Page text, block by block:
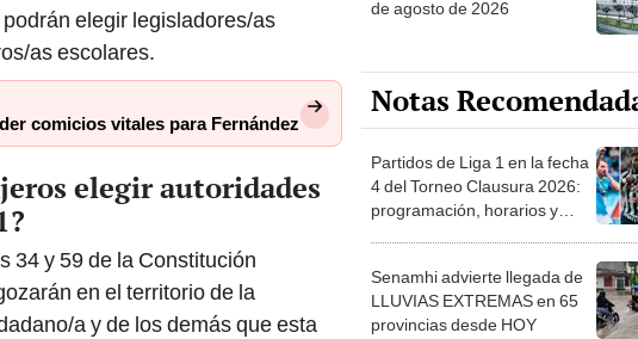
elegir legisladores/as
as escolares.
comicios vitales para Fernández
elegir autoridades
34 y 59 de la Constitución
en el territorio de la
a y de los demás que esta
de agosto de 2026
Notas
Partidos de Liga 1 en la fecha
4 del Torneo Clausura 2026:
programación, horarios y
Senamhi advierte llegada de
LLUVIAS EXTREMAS en 65
provincias desde HOY